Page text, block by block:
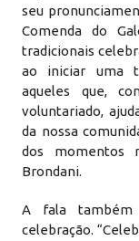
seu
Comenda do
tradicionais
ao iniciar uma
aqueles que,
voluntariado,
da nossa
dos momentos
Brondani.
A fala também
celebração.